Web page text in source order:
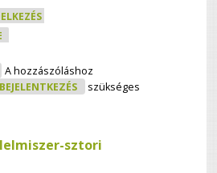
HELYI ÉLELMISZER KISPESTI
KÖZÖSSÉGEKNEK! – KÉPES BESZÁMOLÓ
Kapcsolatosan
A hozzászóláshoz
BEJELENTKEZÉS szükséges
sztori